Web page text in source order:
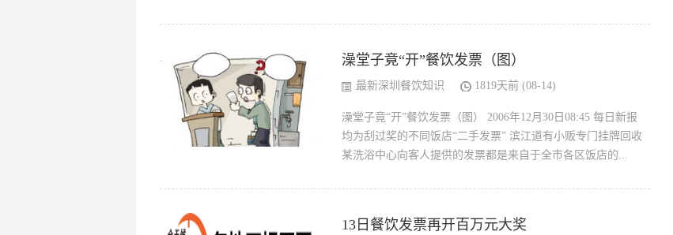
澡堂子竟“开”餐饮发票（图）
最新深圳餐饮知识 1819天前 (08-14)
澡堂子竟“开”餐饮发票（图） 2006年12月30日08:45 每日新报
均为刮过奖的不同饭店“二手发票” 滨江道有小贩专门挂牌回收
某洗浴中心向客人提供的发票都是来自于全市各区饭店的...
13日餐饮发票再开百万元大奖